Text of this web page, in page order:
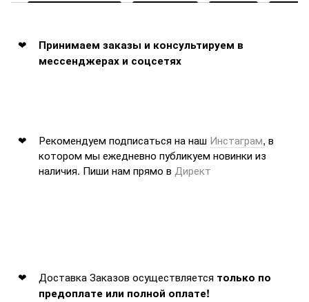
Принимаем заказы и консультируем в
мессенджерах и соцсетях
Рекомендуем подписаться на наш Инстаграм, в
котором мы ежедневно публикуем новинки из
наличия. Пиши нам прямо в Директ
Доставка Заказов осуществляется только по
предоплате или полной оплате!